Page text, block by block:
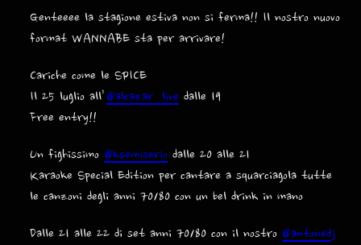
Genteeee la stagione estiva non si ferma!! Il nostro nuovo
format WANNABE sta per arrivare!
Cariche come le SPICE
Il 25 luglio all’@alcazar_live dalle 19
Free entry!!
Un fighissimo @ksemiserio dalle 20 alle 21
Karaoke Special Edition per cantare a squarciagola tutte
le canzoni degli anni 70/80 con un bel drink in mano
Dalle 21 alle 22 di set anni 70/80 con il nostro @antonedj